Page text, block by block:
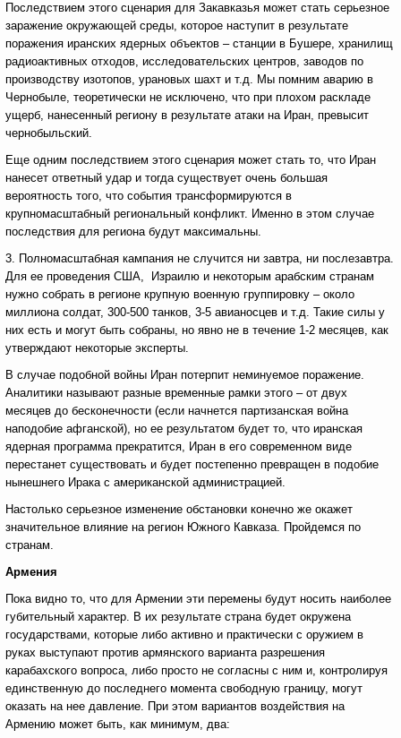
Последствием этого сценария для Закавказья может стать серьезное
заражение окружающей среды, которое наступит в результате
поражения иранских ядерных объектов – станции в Бушере, хранилищ
радиоактивных отходов, исследовательских центров, заводов по
производству изотопов, урановых шахт и т.д. Мы помним аварию в
Чернобыле, теоретически не исключено, что при плохом раскладе
ущерб, нанесенный региону в результате атаки на Иран, превысит
чернобыльский.
Еще одним последствием этого сценария может стать то, что Иран
нанесет ответный удар и тогда существует очень большая
вероятность того, что события трансформируются в
крупномасштабный региональный конфликт. Именно в этом случае
последствия для региона будут максимальны.
3. Полномасштабная кампания не случится ни завтра, ни послезавтра.
Для ее проведения США, Израилю и некоторым арабским странам
нужно собрать в регионе крупную военную группировку – около
миллиона солдат, 300-500 танков, 3-5 авианосцев и т.д. Такие силы у
них есть и могут быть собраны, но явно не в течение 1-2 месяцев, как
утверждают некоторые эксперты.
В случае подобной войны Иран потерпит неминуемое поражение.
Аналитики называют разные временные рамки этого – от двух
месяцев до бесконечности (если начнется партизанская война
наподобие афганской), но ее результатом будет то, что иранская
ядерная программа прекратится, Иран в его современном виде
перестанет существовать и будет постепенно превращен в подобие
нынешнего Ирака с американской администрацией.
Настолько серьезное изменение обстановки конечно же окажет
значительное влияние на регион Южного Кавказа. Пройдемся по
странам.
Армения
Пока видно то, что для Армении эти перемены будут носить наиболее
губительный характер. В их результате страна будет окружена
государствами, которые либо активно и практически с оружием в
руках выступают против армянского варианта разрешения
карабахского вопроса, либо просто не согласны с ним и, контролируя
единственную до последнего момента свободную границу, могут
оказать на нее давление. При этом вариантов воздействия на
Армению может быть, как минимум, два: